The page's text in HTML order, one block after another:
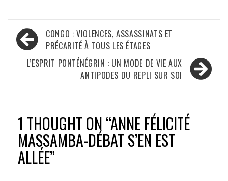
Navigation
de
l’article
CONGO : VIOLENCES, ASSASSINATS ET
PRÉCARITÉ À TOUS LES ÉTAGES
L’ESPRIT PONTÉNÉGRIN : UN MODE DE VIE AUX
ANTIPODES DU REPLI SUR SOI
1 THOUGHT ON “ANNE FÉLICITÉ
MASSAMBA-DÉBAT S’EN EST
ALLÉE”